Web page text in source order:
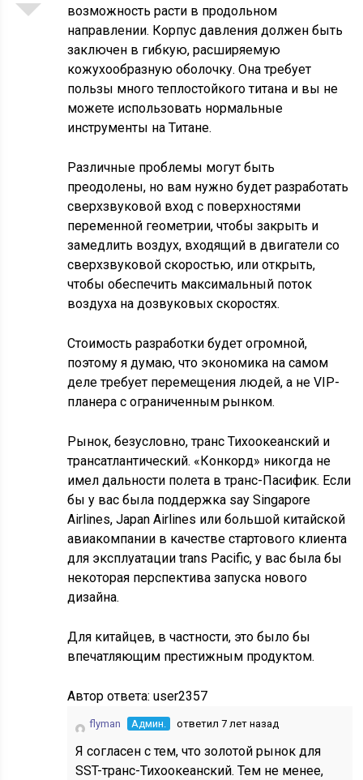
возможность расти в продольном
направлении. Корпус давления должен быть
заключен в гибкую, расширяемую
кожухообразную оболочку. Она требует
пользы много теплостойкого титана и вы не
можете использовать нормальные
инструменты на Титане.
Различные проблемы могут быть
преодолены, но вам нужно будет разработать
сверхзвуковой вход с поверхностями
переменной геометрии, чтобы закрыть и
замедлить воздух, входящий в двигатели со
сверхзвуковой скоростью, или открыть,
чтобы обеспечить максимальный поток
воздуха на дозвуковых скоростях.
Стоимость разработки будет огромной,
поэтому я думаю, что экономика на самом
деле требует перемещения людей, а не VIP-
планера с ограниченным рынком.
Рынок, безусловно, транс Тихоокеанский и
трансатлантический. «Конкорд» никогда не
имел дальности полета в транс-Пасифик. Если
бы у вас была поддержка say Singapore
Airlines, Japan Airlines или большой китайской
авиакомпании в качестве стартового клиента
для эксплуатации trans Pacific, у вас была бы
некоторая перспектива запуска нового
дизайна.
Для китайцев, в частности, это было бы
впечатляющим престижным продуктом.
Автор ответа:user2357
flyman Админ. ответил 7 лет назад
Я согласен с тем, что золотой рынок для
SST-транс-Тихоокеанский. Тем не менее,